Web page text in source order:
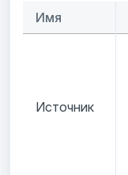
Имя
Источник